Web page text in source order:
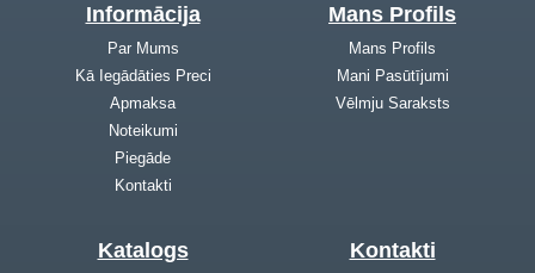
Informācija
Par Mums
Kā Iegādāties Preci
Apmaksa
Noteikumi
Piegāde
Kontakti
Mans Profils
Mans Profils
Mani Pasūtījumi
Vēlmju Saraksts
Katalogs Kontakti